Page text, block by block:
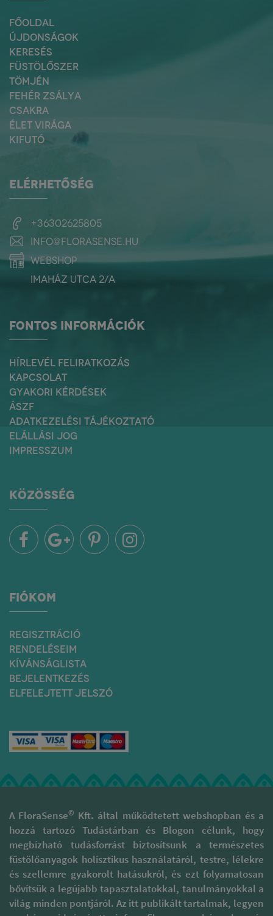
FŐOLDAL
ÚJDONSÁGOK
KERESÉS
FÜSTÖLŐSZER
TÖMJÉN
FEHÉR ZSÁLYA
CSAKRA
ÉLET VIRÁGA
KIFUTÓ
ELÉRHETŐSÉG
+36302625805
info@florasense.hu
webshop
Imaház utca 2/a
FONTOS INFORMÁCIÓK
HÍRLEVÉL FELIRATKOZÁS
KAPCSOLAT
GYAKORI KÉRDÉSEK
ÁSZF
ADATKEZELÉSI TÁJÉKOZTATÓ
ELÁLLÁSI JOG
IMPRESSZUM
KÖZÖSSÉG
FIÓKOM
REGISZTRÁCIÓ
RENDELÉSEIM
KÍVÁNSÁGLISTA
BEJELENTKEZÉS
ELFELEJTETT JELSZÓ
A FloraSense© Kft. által működtetett webshopban és a
hozzá tartozó Tudástárban és Blogon célunk, hogy
megbízható tudásforrást biztosítsunk a természetes
füstölőanyagok holisztikus használatáról, testre, lélekre
és szellemre gyakorolt hatásukról, és ezt folyamatosan
bővítsük a legújabb tapasztalatokkal, tanulmányokkal a
világ minden pontjáról. Az itt publikált tartalmak, legyen